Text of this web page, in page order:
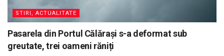
STIRI, ACTUALITATE
Pasarela din Portul Călărași s-a deformat sub
greutate, trei oameni răniți